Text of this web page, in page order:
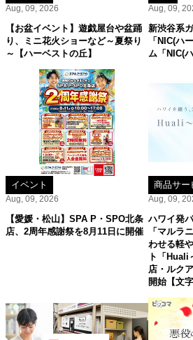
Aug, 09, 2026
【お盆イベント】遊戯屋台や盆踊
り、ミニ花火ショーなど～夏祭り
～【ハーベストの丘】
Aug, 09,
新渋谷系
「NIC(ハ
ム「NIC(
イベント
Aug, 09, 2026
【愛媛・松山】SPA P・SPO北条
店、2周年感謝祭を8月11日に開催
商品サー
Aug, 09,
ハワイ発
「マルラ
わせる軽
ト「Huali
店・ルク
開始【文